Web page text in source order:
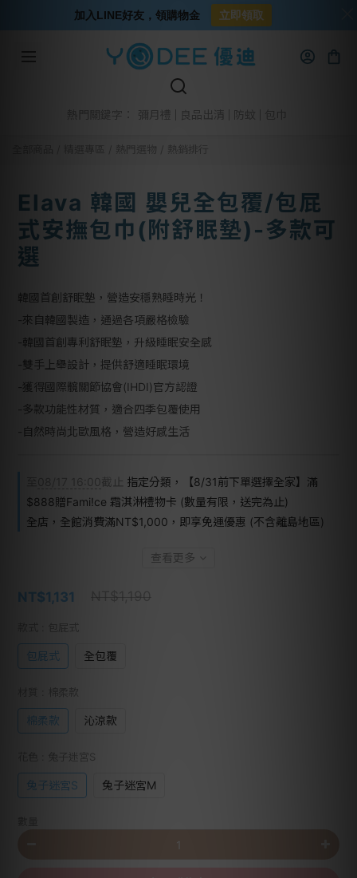
熱門關鍵字： 彌月禮 良品出清 防蚊
熱門選物 熱銷排行
Elava 韓國 嬰兒全包覆/包屁
式安撫包巾(附舒眠墊)-多款可
選
韓國首創舒眠墊，營造安穩熟睡時光！
-來自韓國製造，通過各項嚴格檢驗
-韓國首創專利舒眠墊，升級睡眠安全感
-雙手上舉設計，提供舒適睡眠環境
-獲得國際髖關節協會(IHDI)官方認證
-多款功能性材質，適合四季包覆使用
-自然時尚北歐風格，營造好感生活
08/17 16:00截止 指定分類，【8/31前下單選擇全家】滿
$888贈Fami!ce 霜淇淋禮物卡 (數量有限，送完為止)
全店，全館消費滿NT$1,000，即享免運優惠 (不含離島地區)
查看更多
NT$1,190
NT$1,131
包屁式 全包覆
棉柔款 沁涼款
: 兔子迷宮S
兔子迷宮S 兔子迷宮M
加入LINE好友，領購物金 立即領取